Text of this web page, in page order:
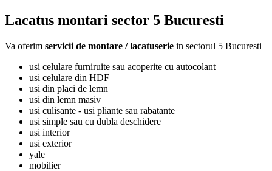
Lacatus montari sector 5 Bucuresti
Va oferim servicii de montare / lacatuserie in sectorul 5 Bucuresti
usi celulare furniruite sau acoperite cu autocolant
usi celulare din HDF
usi din placi de lemn
usi din lemn masiv
usi culisante - usi pliante sau rabatante
usi simple sau cu dubla deschidere
usi interior
usi exterior
yale
mobilier